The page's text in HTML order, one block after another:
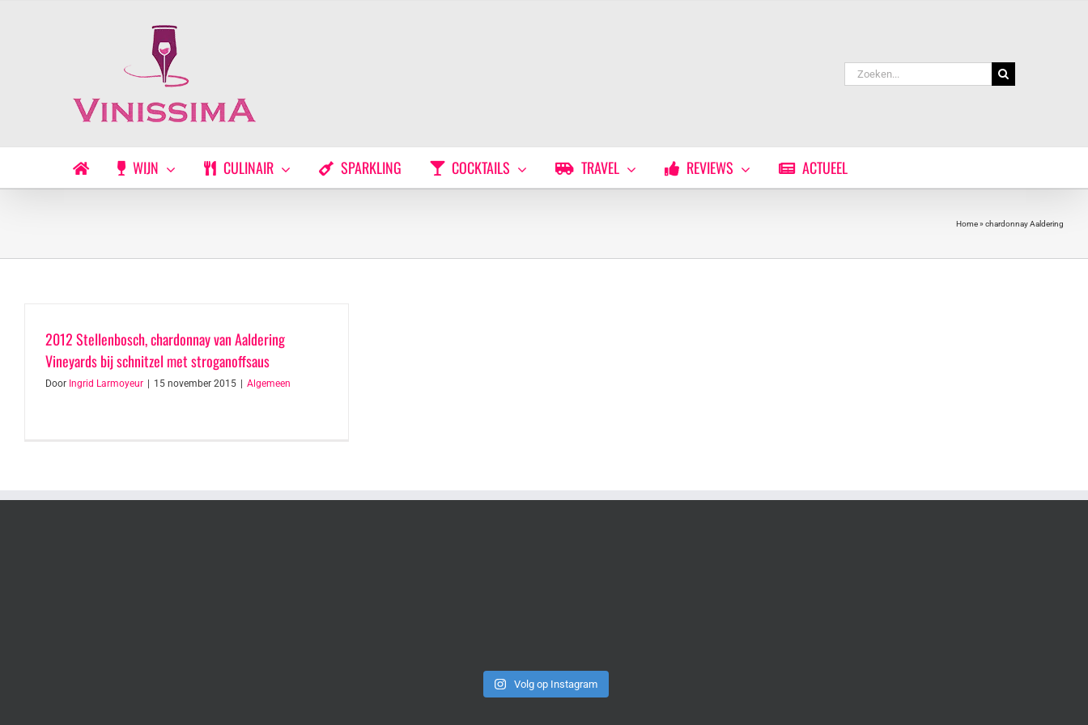
Zoeken
naar:
WIJN CULINAIR SPARKLING COCKTAILS TRAVEL REVIEWS ACTUEEL
Home» chardonnay Aaldering
2012 Stellenbosch, chardonnay van Aaldering
Vineyards bij schnitzel met stroganoffsaus
Door Ingrid Larmoyeur 15 november 2015 Algemeen
Volg op Instagram